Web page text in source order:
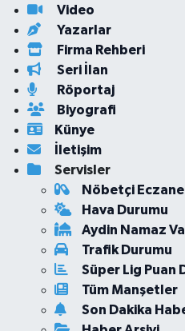
Video
Yazarlar
Firma Rehberi
Seri İlan
Röportaj
Biyografi
Künye
İletişim
Servisler
Nöbetçi
Hava Durumu
Aydin Namaz
Trafik Durumu
Süper Lig Puan
Tüm Manşetler
Son Dakika